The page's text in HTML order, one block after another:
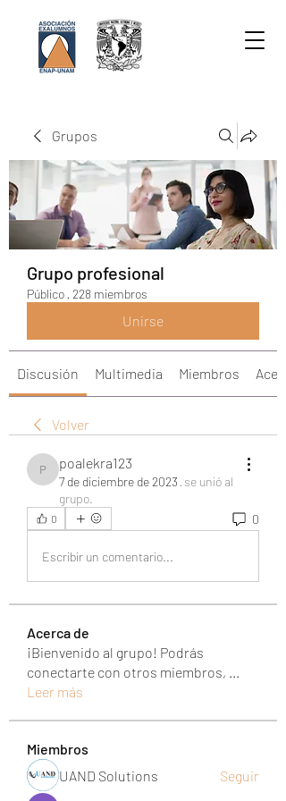
Grupos
Grupo profesional
Público · 228 miembros
Unirse
Discusión Multimedia Miembros
Volver
poalekra123
poalekra123
7 de diciembre de 2023 · se unió al
grupo.
0 0
Escribir un comentario...
Acerca de
¡Bienvenido al grupo! Podrás
conectarte con otros miembros, ...
Leer más
Miembros
UAND Solutions
Seguir